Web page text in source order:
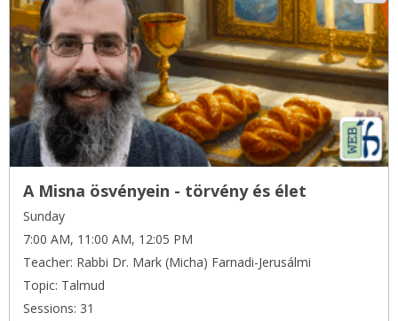
A Misna ösvényein - törvény és élet
Sunday
7:00 AM, 11:00 AM, 12:05 PM
Teacher: Rabbi Dr. Mark (Micha) Farnadi-Jerusálmi
Topic: Talmud
Sessions: 31